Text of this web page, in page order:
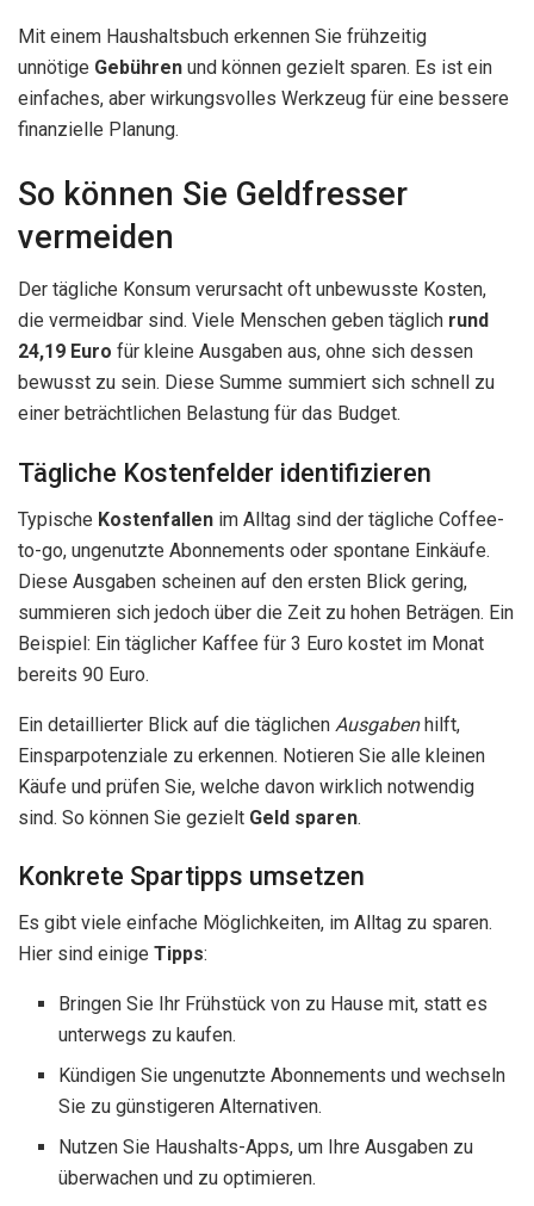
Mit einem Haushaltsbuch erkennen Sie frühzeitig
unnötige Gebühren und können gezielt sparen. Es ist ein
einfaches, aber wirkungsvolles Werkzeug für eine bessere
finanzielle Planung.
So können Sie Geldfresser
vermeiden
Der tägliche Konsum verursacht oft unbewusste Kosten,
die vermeidbar sind. Viele Menschen geben täglich rund
24,19 Euro für kleine Ausgaben aus, ohne sich dessen
bewusst zu sein. Diese Summe summiert sich schnell zu
einer beträchtlichen Belastung für das Budget.
Tägliche Kostenfelder identifizieren
Typische Kostenfallen im Alltag sind der tägliche Coffee-
to-go, ungenutzte Abonnements oder spontane Einkäufe.
Diese Ausgaben scheinen auf den ersten Blick gering,
summieren sich jedoch über die Zeit zu hohen Beträgen. Ein
Beispiel: Ein täglicher Kaffee für 3 Euro kostet im Monat
bereits 90 Euro.
Ein detaillierter Blick auf die täglichen Ausgabenhilft,
Einsparpotenziale zu erkennen. Notieren Sie alle kleinen
Käufe und prüfen Sie, welche davon wirklich notwendig
sind. So können Sie gezielt Geld sparen.
Konkrete Spartipps umsetzen
Es gibt viele einfache Möglichkeiten, im Alltag zu sparen.
Hier sind einige Tipps:
Bringen Sie Ihr Frühstück von zu Hause mit, statt es
unterwegs zu kaufen.
Kündigen Sie ungenutzte Abonnements und wechseln
Sie zu günstigeren Alternativen.
Nutzen Sie Haushalts-Apps, um Ihre Ausgaben zu
überwachen und zu optimieren.